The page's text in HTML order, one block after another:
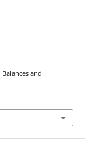
and